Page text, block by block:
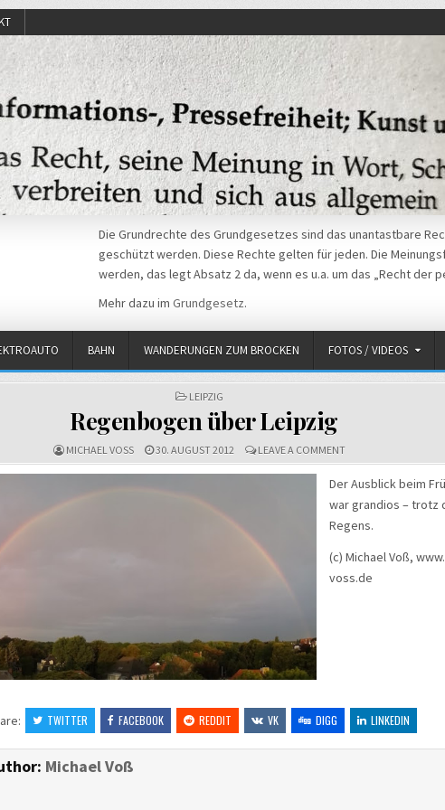
Die Grundrechte des Grundgesetzes sind das unantastbare
geschützt werden. Diese Rechte gelten für jeden. Die
werden, das legt Absatz 2 da, wenn es u.a. um das „Recht der
Mehr dazu im Grundgesetz.
BAHN WANDERUNGEN ZUM BROCKEN FOTOS / VIDEOS
POSTED
LEIPZIG
Regenbogen über Leipzig
MICHAEL VOSS 30. AUGUST 2012 LEAVE A COMMENTON
REGENBOGEN
LEIPZIG
Der Ausblick beim
war grandios – trotz
Regens.
(c) Michael Voß,
voss.de
TWITTER FACEBOOK REDDIT VK DIGG LINKEDIN
Michael Voß